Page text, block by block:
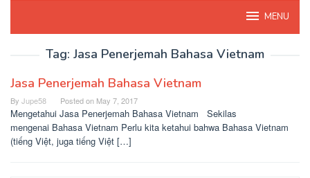
MENU
Tag: Jasa Penerjemah Bahasa Vietnam
Jasa Penerjemah Bahasa Vietnam
By Jupe58 Posted on May 7, 2017
Mengetahui Jasa Penerjemah Bahasa Vietnam Sekilas
mengenai Bahasa Vietnam Perlu kita ketahui bahwa Bahasa Vietnam
(tiếng Việt, juga tiếng Việt […]